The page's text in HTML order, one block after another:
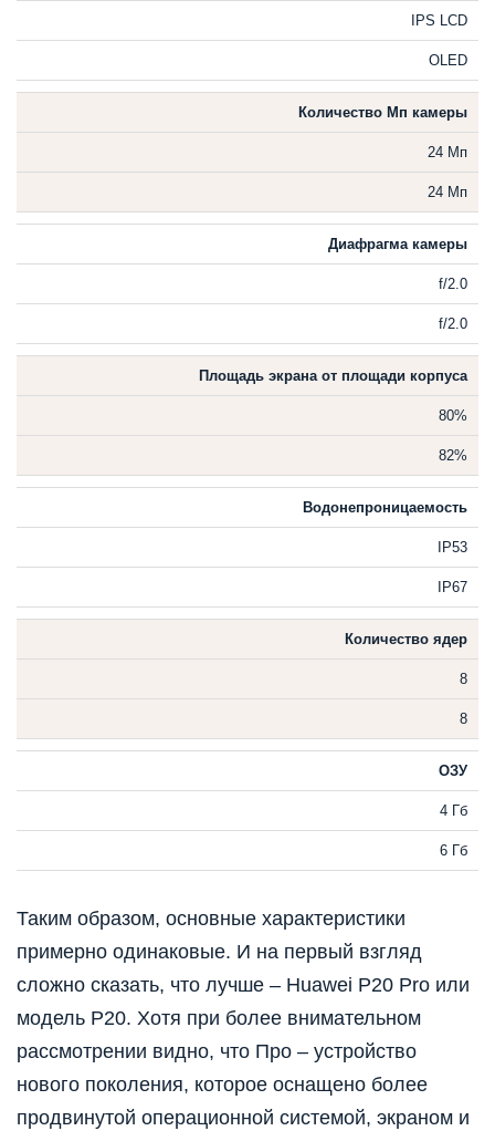
IPS LCD
OLED
Количество Мп камеры
24 Мп
24 Мп
Диафрагма камеры
f/2.0
f/2.0
Площадь экрана от площади корпуса
80%
82%
Водонепроницаемость
IP53
IP67
Количество ядер
8
8
ОЗУ
4 Гб
6 Гб
Таким образом, основные характеристики
примерно одинаковые. И на первый взгляд
сложно сказать, что лучше – Huawei P20 Pro или
модель P20. Хотя при более внимательном
рассмотрении видно, что Про – устройство
нового поколения, которое оснащено более
продвинутой операционной системой, экраном и